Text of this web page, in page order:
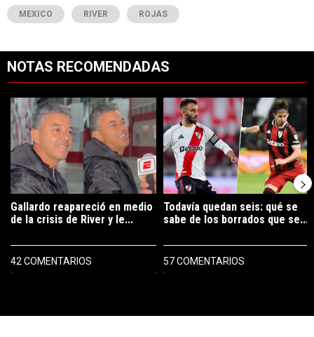
MEXICO RIVER ROJAS
NOTAS RECOMENDADAS
Un artículo de tendencia con el título "Gallardo reapareció en medio
Gallardo reapareció en medio
de la crisis de River y le...
42 COMENTARIOS
Un artículo de tendencia con el
Todavía quedan seis: qué se
sabe de los borrados que se...
57 COMENTARIOS